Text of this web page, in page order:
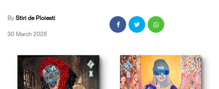
By Stiri de Ploiesti
,30 March 2026